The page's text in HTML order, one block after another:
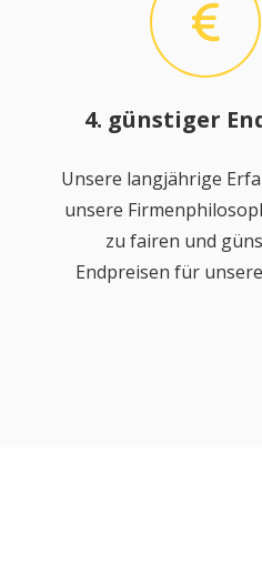
4. günstiger
Unsere langjährige
unsere
zu fairen und
Endpreisen für